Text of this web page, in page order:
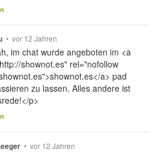
• vor 12 Jahren
im chat wurde angeboten im <a
shownot.es" rel="nofollow
a> pad
zu lassen. Alles andere ist
p>
• vor 12 Jahren